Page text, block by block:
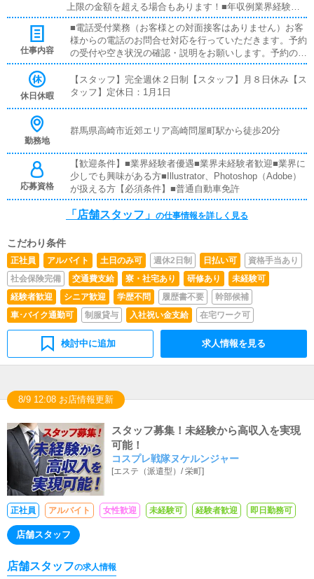
上限の金額を超える場合もあります！■年収例業界経験
者：1年目 600万円業界未経験者：1年目 350万円副店長：
3年目：500万円【その他待遇】■インセンティブあり■ガソ
リン代支給■週払い可■日払い可
仕事内容
■電話受付業務（お客様との対面接客はありません）お客
様からの電話のお問合せ対応を行っていただきます。予約
の受付や空き状況の確認・説明をお願いします。予約の確
定後はキャストやドライバーに通達します。簡単なマニュ
アルや先輩スタッフに気軽に聞ける環境ですので、未経験
でも安心して働けます。■PC更新業務ヘブンネットなど、
なります。基本的にはボタンを押すだけや、ブログの更新
手な人でも簡単にできます。■清掃・備品管理お客様やキ
ャストの方に快適にお過ごしいただくため、店内の清掃や
備品の管理・補充を行っていただきます。
休日休暇
【スタッフ】完全週休２日制【スタッフ】月８日休み【ス
タッフ】定休日：1月1日
勤務地
群馬県高崎市近郊エリア高崎問屋町駅から徒歩20分
応募資格
【歓迎条件】■業界経験者優遇■業界未経験者歓迎■業界に
少しでも興味がある方■Illustrator、Photoshop（Adobe）
が扱える方【必須条件】■普通自動車免許
「店舗スタッフ」 の仕事情報を詳しく見る
こだわり条件
正社員 アルバイト 土日のみ可 週休2日制 日払い可
資格手当あり
社会保険完備
交通費支給 寮・社宅あり 研修あり
未経験可
経験者歓迎
シニア歓迎 学歴不問 履歴書不要
幹部候補
車･バイク通勤可
制服貸与 入社祝い金支給 在宅ワーク可
検討中に追加 求人情報を見る
8/9 12:08 お店情報更新
スタッフ募集！未経験から高収入を実現
可能！
コスプレ戦隊ヌケルンジャー
[エステ（派遣型）/栄町]
正社員 アルバイト 女性歓迎 未経験可 経験者歓迎 即日勤務可
店舗スタッフ
店舗スタッフの求人情報